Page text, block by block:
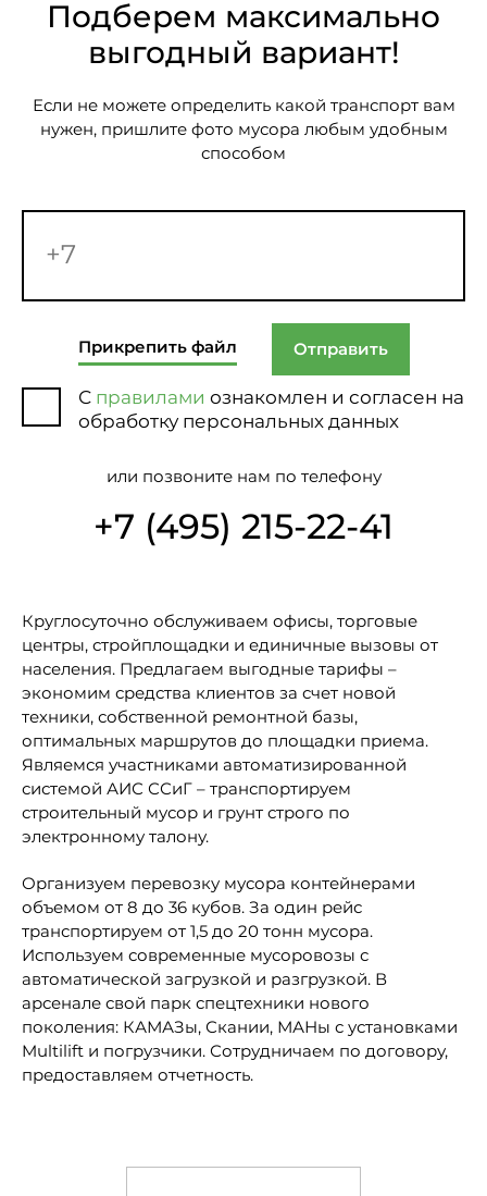
Подберем максимально
выгодный вариант!
Если не можете определить какой транспорт вам
нужен, пришлите фото мусора любым удобным
способом
Прикрепить файл Отправить
С правилами ознакомлен и согласен на
обработку персональных данных
или позвоните нам по телефону
+7 (495) 215-22-41
Круглосуточно обслуживаем офисы, торговые
центры, стройплощадки и единичные вызовы от
населения. Предлагаем выгодные тарифы –
экономим средства клиентов за счет новой
техники, собственной ремонтной базы,
оптимальных маршрутов до площадки приема.
Являемся участниками автоматизированной
системой АИС ССиГ – транспортируем
строительный мусор и грунт строго по
электронному талону.
Организуем перевозку мусора контейнерами
объемом от 8 до 36 кубов. За один рейс
транспортируем от 1,5 до 20 тонн мусора.
Используем современные мусоровозы с
автоматической загрузкой и разгрузкой. В
арсенале свой парк спецтехники нового
поколения: КАМАЗы, Скании, МАНы с установками
Multilift и погрузчики. Сотрудничаем по договору,
предоставляем отчетность.